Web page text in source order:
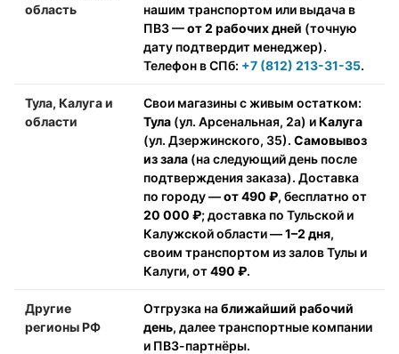
область
нашим транспортом или выдача в
ПВЗ —от 2 рабочих дней (точную
дату подтвердит менеджер).
Телефон в СПб: +7 (812) 213-31-35.
Тула, Калуга и
области
Свои магазины с живым остатком:
Тула (ул. Арсенальная, 2а) иКалуга
(ул. Дзержинского, 35). Самовывоз
из зала (на следующий день после
подтверждения заказа). Доставка
по городу —от 490 ₽, бесплатно от
20 000 ₽; доставка по Тульской и
Калужской области —1–2 дня,
своим транспортом из залов Тулы и
Калуги, от490 ₽.
Другие
регионы РФ
Отгрузка наближайший рабочий
день, далее транспортные компании
и ПВЗ-партнёры.